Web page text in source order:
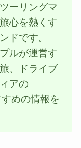
ーリングマ
心を熱くす
ドです。
ルが運営す
、ドライブ
アの
めの情報を